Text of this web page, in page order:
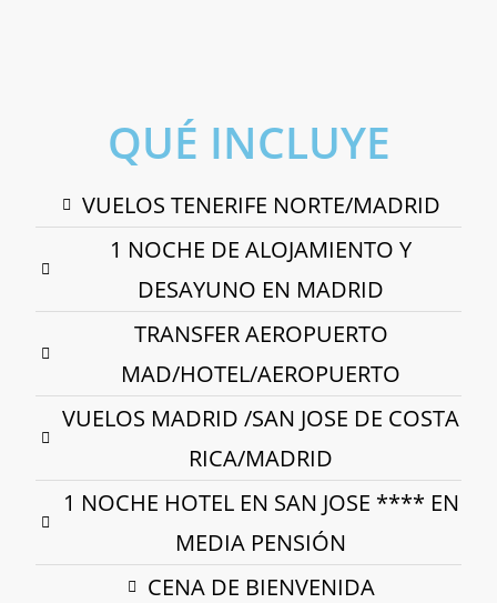
QUÉ INCLUYE
VUELOS TENERIFE NORTE/MADRID
1 NOCHE DE ALOJAMIENTO Y
DESAYUNO EN MADRID
TRANSFER AEROPUERTO
MAD/HOTEL/AEROPUERTO
VUELOS MADRID /SAN JOSE DE COSTA
RICA/MADRID
1 NOCHE HOTEL EN SAN JOSE **** EN
MEDIA PENSIÓN
CENA DE BIENVENIDA